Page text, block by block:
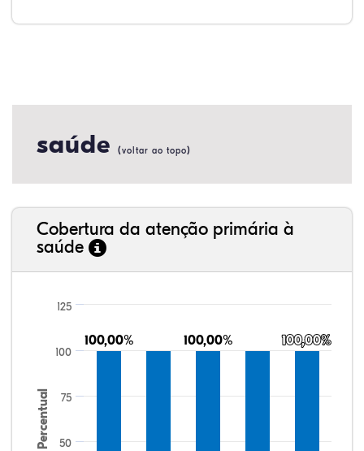
saúde (voltar ao topo)
Cobertura da atenção primária à
saúde
Percentual
100,00%
100,00% 100,00%
100,00% 100,00%
100,00%
50
75
100
125